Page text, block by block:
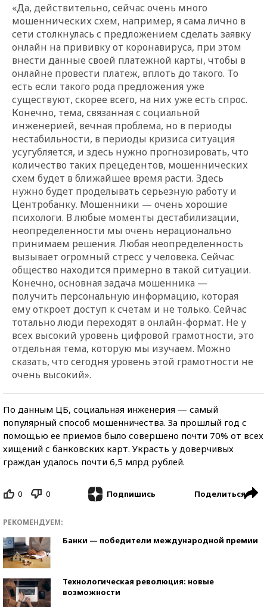
«Да, действительно, сейчас очень много
мошеннических схем, например, я сама лично в
сети столкнулась с предложением сделать заявку
онлайн на прививку от коронавируса, при этом
внести данные своей платежной карты, чтобы в
онлайне провести платеж, вплоть до такого. То
есть если такого рода предложения уже
существуют, скорее всего, на них уже есть спрос.
Конечно, тема, связанная с социальной
инженерией, вечная проблема, но в периоды
нестабильности, в периоды кризиса ситуация
усугубляется, и здесь нужно прогнозировать, что
количество таких прецедентов, мошеннических
схем будет в ближайшее время расти. Здесь
нужно будет проделывать серьезную работу и
Центробанку. Мошенники — очень хорошие
психологи. В любые моменты дестабилизации,
неопределенности мы очень нерационально
принимаем решения. Любая неопределенность
вызывает огромный стресс у человека. Сейчас
общество находится примерно в такой ситуации.
Конечно, основная задача мошенника —
получить персональную информацию, которая
ему откроет доступ к счетам и не только. Сейчас
тотально люди переходят в онлайн-формат. Не у
всех высокий уровень цифровой грамотности, это
отдельная тема, которую мы изучаем. Можно
сказать, что сегодня уровень этой грамотности не
очень высокий».
По данным ЦБ, социальная инженерия — самый
популярный способ мошенничества. За прошлый год с
помощью ее приемов было совершено почти 70% от всех
хищений с банковских карт. Украсть у доверчивых
граждан удалось почти 6,5 млрд рублей.
0 0 Подпишись Поделиться
РЕКОМЕНДУЕМ:
Банки — победители международной премии
Технологическая революция: новые
возможности